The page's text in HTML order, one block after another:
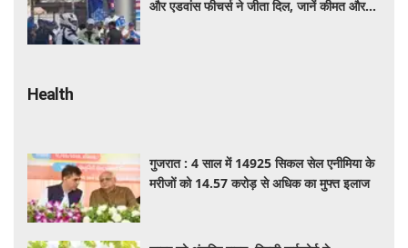
और एडवांस फीचर्स ने जीता दिल, जानें कीमत और
Health
गुजरात : 4 साल में 14925 सिकल सेल एनीमिया के
मरीजों को 14.57 करोड़ से अधिक का मुफ्त इलाज